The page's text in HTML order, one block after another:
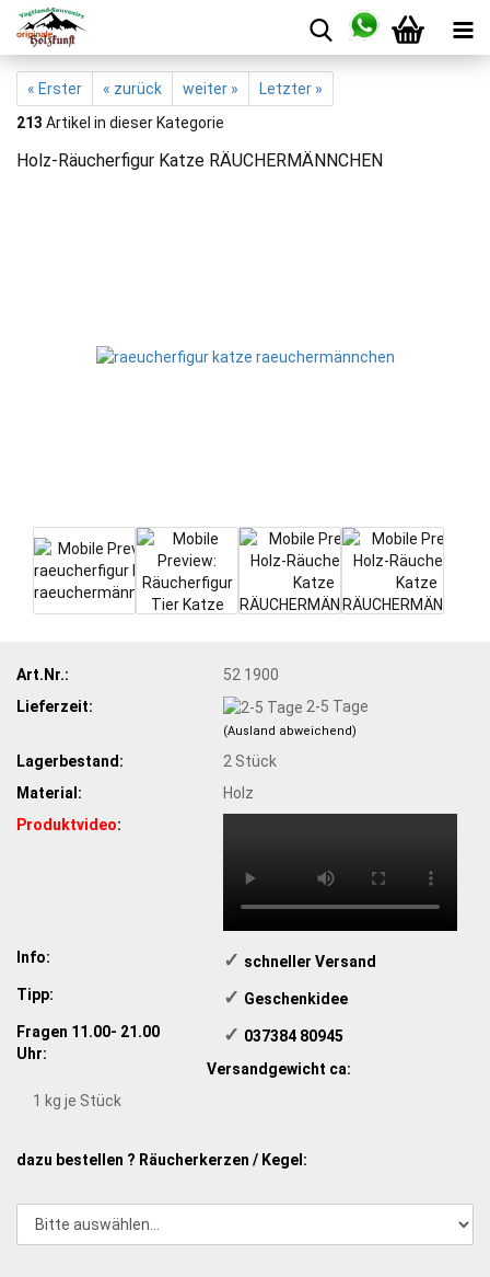
« Erster « zurück weiter »
Letzter »
213 Artikel in dieser Kategorie
Holz-Räucherfigur Katze RÄUCHERMÄNNCHEN
Art.Nr.:
52 1900
Lieferzeit:
2-5 Tage
(Ausland abweichend)
Lagerbestand: 2 Stück
Material:
Holz
Produktvideo:
Info: ✓ ​schneller Versand
Tipp:
✓ ​Geschenkidee
Fragen 11.00- 21.00
Uhr:
✓ ​ 037384 80945
Versandgewicht ca:
1 kg je Stück
dazu bestellen ? Räucherkerzen / Kegel: